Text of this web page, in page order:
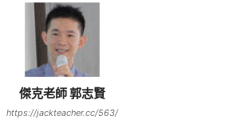
傑克老師 郭志賢
https://jackteacher.cc/563/